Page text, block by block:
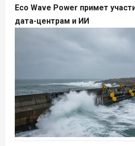
Eco Wave Power примет
дата-центрам и ИИ